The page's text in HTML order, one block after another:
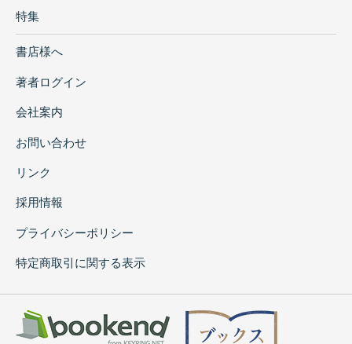
特集
書店様へ
著者ログイン
会社案内
お問い合わせ
リンク
採用情報
プライバシーポリシー
特定商取引に関する表示